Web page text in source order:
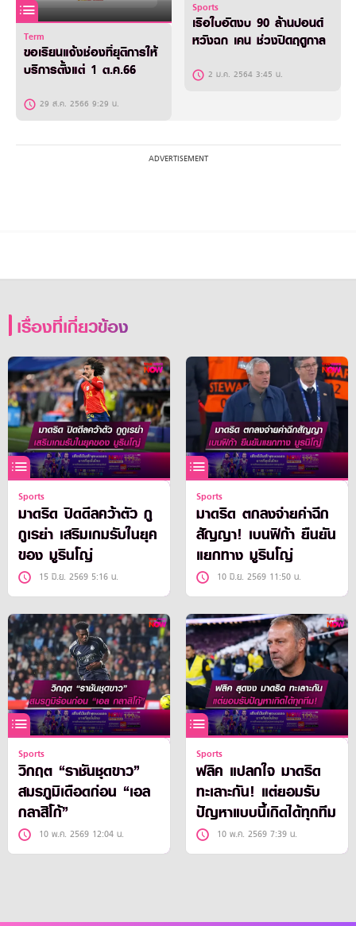
Term
ขอเรียนแจ้งช่องที่ยุติการให้
บริการตั้งแต่ 1 ต.ค.66
29 ส.ค. 2566 9:29 น.
Sports
เรือใบอัดงบ 90 ล้านปอนด์
หวังฉก เคน ช่วงปิดฤดูกาล
2 ม.ค. 2564 3:45 น.
เรื่องที่เกี่ยวข้อง
Sports
มาดริด ปิดดีลคว้าตัว กู
กูเรย่า เสริมเกมรับในยุค
ของ มูรินโญ่
15 มิ.ย. 2569 5:16 น.
Sports
มาดริด ตกลงจ่ายค่าฉีก
สัญญา! เบนฟิก้า ยืนยัน
แยกทาง มูรินโญ่
10 มิ.ย. 2569 11:50 น.
Sports
วิกฤต “ราชันชุดขาว”
สมรภูมิเดือดก่อน “เอล
กลาสิโก้”
10 พ.ค. 2569 12:04 น.
Sports
ฟลิค แปลกใจ มาดริด
ทะเลาะกัน! แต่ยอมรับ
ปัญหาแบบนี้เกิดได้ทุกทีม
10 พ.ค. 2569 7:39 น.